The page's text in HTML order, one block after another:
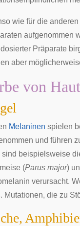
wie für die anderen
aufgenommen
Präparate
aber
von
Melaninen spielen
und führen
sind beispielsweise
(Parus major)
verursacht.
Mutationen, die zu